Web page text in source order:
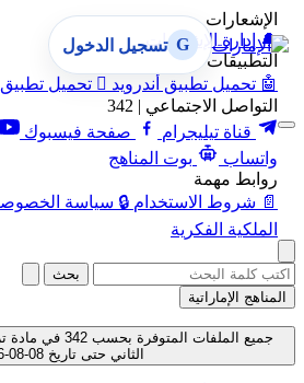
الإشعارات
🔔 إدارة الإشعارات
التطبيقات
🤖 تحميل تطبيق أندرويد  تحميل تطبيق
التواصل الاجتماعي | 342
قناة تيليجرام
صفحة فيسبوك
واتساب
بوت المناهج
روابط مهمة
📄 شروط الاستخدام 🔒 سياسة
الملكية الفكرية
G تسجيل الدخول
بحث
المناهج الإماراتية
جميع الملفات
الثاني حتى تاريخ 08-08-2026